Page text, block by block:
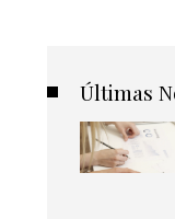
Últimas